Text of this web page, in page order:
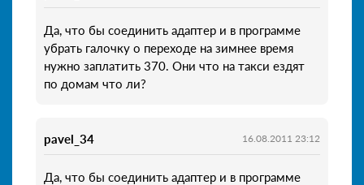
Да, что бы соединить адаптер и в программе
убрать галочку о переходе на зимнее время
нужно заплатить 370. Они что на такси ездят
по домам что ли?
pavel_34 16.08.2011 23:12
Да, что бы соединить адаптер и в программе